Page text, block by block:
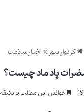
کردوار نیوز»اخبار سلامت
پاد ماد چیست؟
خواندن این مطلب 5 دقیقه زمان میبرد